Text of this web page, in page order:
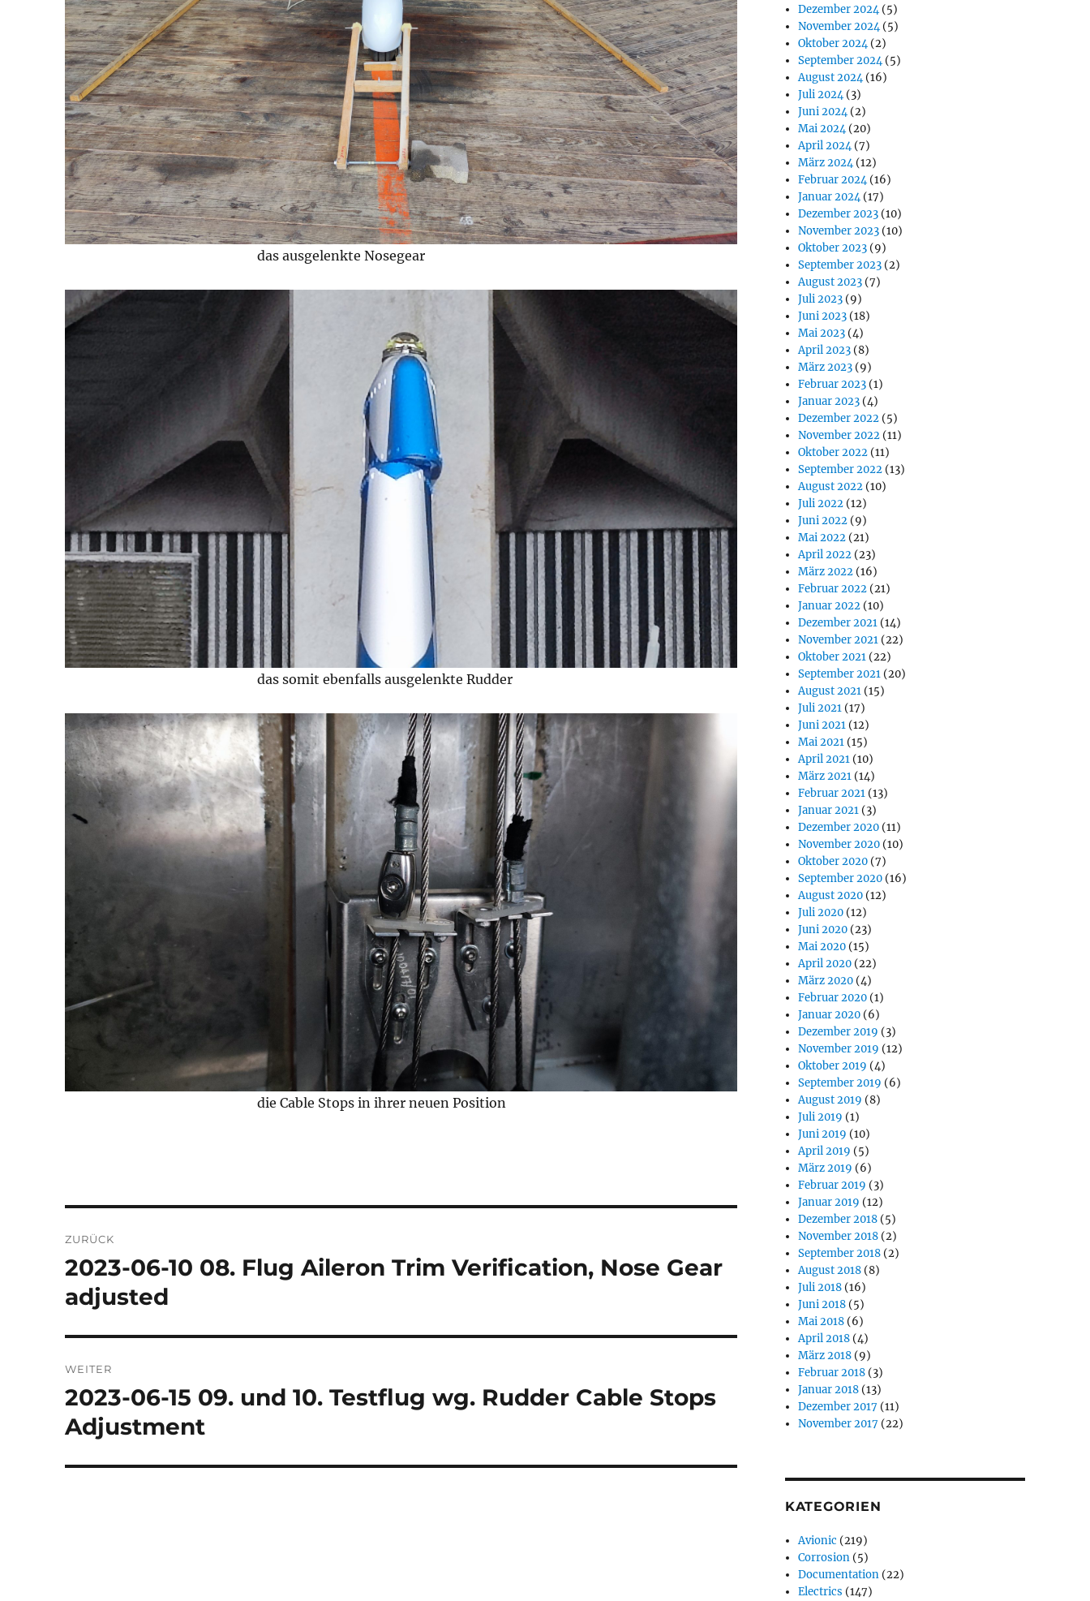
das ausgelenkte Nosegear
das somit ebenfalls ausgelenkte Rudder
die Cable Stops in ihrer neuen Position
ZURÜCK
Vorheriger
Beitrag:
2023-06-10 08. Flug Aileron Trim Verification, Nose Gear
adjusted
WEITER
Nächster
Beitrag:
2023-06-15 09. und 10. Testflug wg. Rudder Cable Stops
Adjustment
Dezember 2024(5)
November 2024(5)
Oktober 2024(2)
September 2024(5)
August 2024(16)
Juli 2024(3)
Juni 2024(2)
Mai 2024(20)
April 2024(7)
März 2024(12)
Februar 2024(16)
Januar 2024(17)
Dezember 2023 (10)
November 2023 (10)
Oktober 2023 (9)
September 2023 (2)
August 2023 (7)
Juli 2023 (9)
Juni 2023 (18)
Mai 2023 (4)
April 2023 (8)
März 2023 (9)
Februar 2023 (1)
Januar 2023 (4)
Dezember 2022 (5)
November 2022 (11)
Oktober 2022 (11)
September 2022 (13)
August 2022 (10)
Juli 2022 (12)
Juni 2022 (9)
Mai 2022 (21)
April 2022 (23)
März 2022 (16)
Februar 2022 (21)
Januar 2022 (10)
Dezember 2021 (14)
November 2021 (22)
Oktober 2021 (22)
September 2021 (20)
August 2021 (15)
Juli 2021 (17)
Juni 2021 (12)
Mai 2021 (15)
April 2021 (10)
März 2021 (14)
Februar 2021 (13)
Januar 2021 (3)
Dezember 2020 (11)
November 2020 (10)
Oktober 2020 (7)
September 2020 (16)
August 2020 (12)
Juli 2020 (12)
Juni 2020 (23)
Mai 2020 (15)
April 2020 (22)
März 2020 (4)
Februar 2020 (1)
Januar 2020 (6)
Dezember 2019 (3)
November 2019 (12)
Oktober 2019 (4)
September 2019 (6)
August 2019 (8)
Juli 2019 (1)
Juni 2019 (10)
April 2019 (5)
März 2019 (6)
Februar 2019 (3)
Januar 2019 (12)
Dezember 2018 (5)
November 2018 (2)
September 2018 (2)
August 2018 (8)
Juli 2018 (16)
Juni 2018 (5)
Mai 2018 (6)
April 2018 (4)
März 2018 (9)
Februar 2018 (3)
Januar 2018 (13)
Dezember 2017 (11)
November 2017 (22)
KATEGORIEN
Avionic (219)
Corrosion (5)
Documentation (22)
Electrics (147)